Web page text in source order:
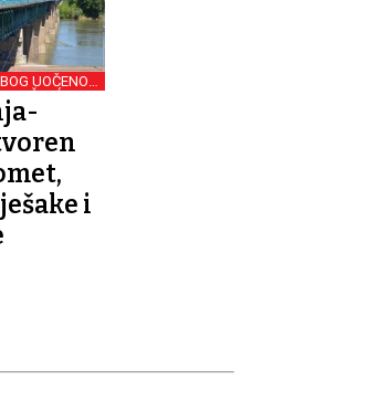
UOČENOG
OŠTEĆENJA
i